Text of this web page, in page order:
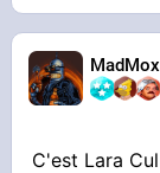
C'est Lara Cul